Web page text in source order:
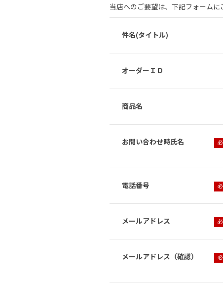
当店へのご要望は、下記フォームに
件名(タイトル)
オーダーＩＤ
商品名
お問い合わせ時氏名
電話番号
メールアドレス
メールアドレス（確認）